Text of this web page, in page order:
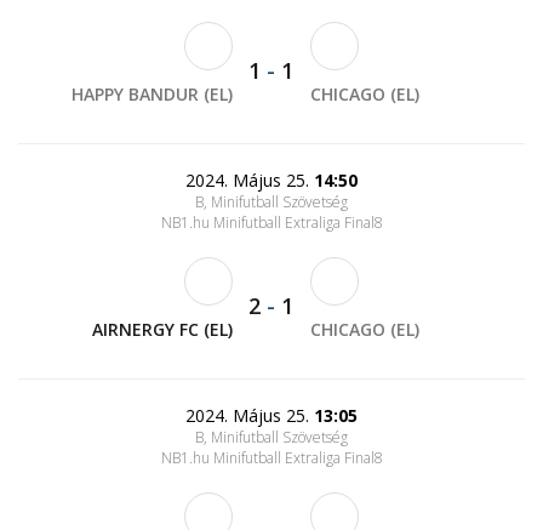
HAPPY BANDUR (EL)
1 - 1
CHICAGO (EL)
2024. Május 25. 14:50
B, Minifutball Szövetség
NB1.hu Minifutball Extraliga Final8
AIRNERGY FC (EL)
2 - 1
CHICAGO (EL)
2024. Május 25. 13:05
B, Minifutball Szövetség
NB1.hu Minifutball Extraliga Final8